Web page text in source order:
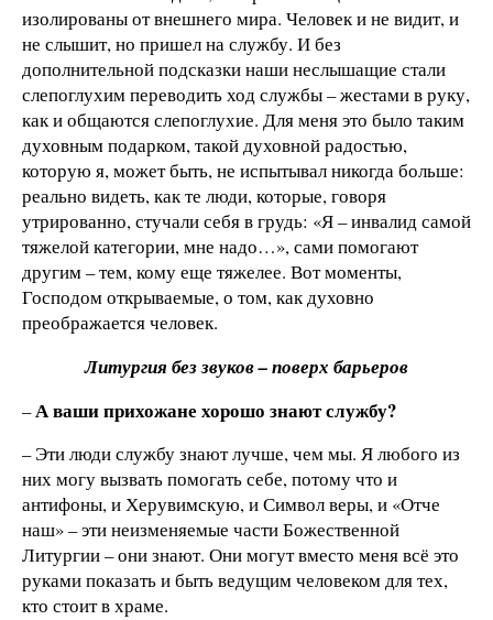
изолированы от внешнего мира. Человек и не видит, и
не слышит, но пришел на службу. И без
дополнительной подсказки наши неслышащие стали
слепоглухим переводить ход службы – жестами в руку,
как и общаются слепоглухие. Для меня это было таким
духовным подарком, такой духовной радостью,
которую я, может быть, не испытывал никогда больше:
реально видеть, как те люди, которые, говоря
утрированно, стучали себя в грудь: «Я – инвалид самой
тяжелой категории, мне надо…», сами помогают
другим – тем, кому еще тяжелее. Вот моменты,
Господом открываемые, о том, как духовно
преображается человек.
Литургия без звуков – поверх барьеров
–А ваши прихожане хорошо знают службу?
– Эти люди службу знают лучше, чем мы. Я любого из
них могу вызвать помогать себе, потому что и
антифоны, и Херувимскую, и Символ веры, и «Отче
наш» – эти неизменяемые части Божественной
Литургии – они знают. Они могут вместо меня всё это
руками показать и быть ведущим человеком для тех,
кто стоит в храме.